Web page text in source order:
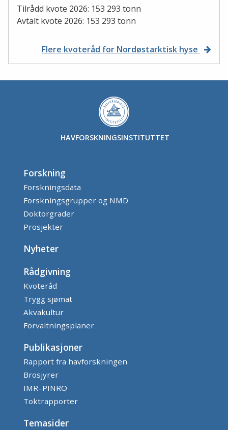
Tilrådd kvote 2026: 153 293 tonn
Avtalt kvote 2026: 153 293 tonn
Flere kvoteråd for Nordøstarktisk hyse
HAVFORSKNINGSINSTITUTTET
Forskning
Forskningsdata
Forskningsgrupper og NMD
Doktorgrader
Prosjekter
Nyheter
Rådgivning
Kvoteråd
Trygg sjømat
Akvakultur
Forvaltningsplaner
Publikasjoner
Rapport fra havforskningen
Brosjyrer
IMR–PINRO
Toktrapporter
Temasider